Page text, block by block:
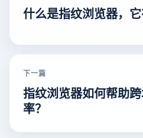
什么是指纹浏览器，
下一篇
指纹浏览器如何帮助
率？